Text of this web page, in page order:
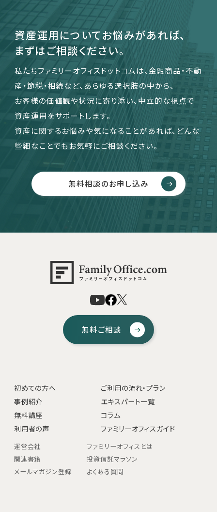
資産運用についてお悩みがあれば、
まずはご相談ください。
私たちファミリーオフィスドットコムは、金融商品・不動
産・節税・相続など、あらゆる選択肢の中から、
お客様の価値観や状況に寄り添い、中立的な視点で
資産運用をサポートします。
資産に関するお悩みや気になることがあれば、どんな
些細なことでもお気軽にご相談ください。
無料相談のお申し込み
無料ご相談
初めての方へ
ご利用の流れ・プラン
事例紹介
エキスパート一覧
無料講座
コラム
利用者の声
ファミリーオフィスガイド
運営会社
ファミリーオフィスとは
関連書籍
投資信託マラソン
メールマガジン登録
よくある質問